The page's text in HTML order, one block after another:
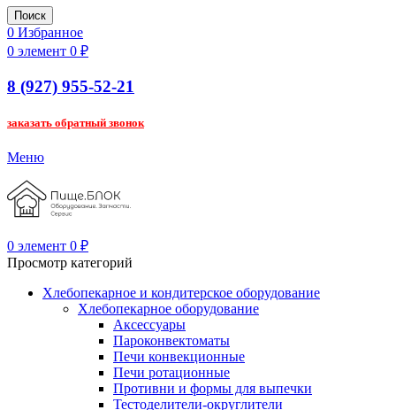
Поиск
0 Избранное
0 элемент 0 ₽
8 (927) 955-52-21
заказать обратный звонок
Меню
0 элемент 0 ₽
Просмотр категорий
Хлебопекарное и кондитерское оборудование
Хлебопекарное оборудование
Аксессуары
Пароконвектоматы
Печи конвекционные
Печи ротационные
Противни и формы для выпечки
Тестоделители-округлители